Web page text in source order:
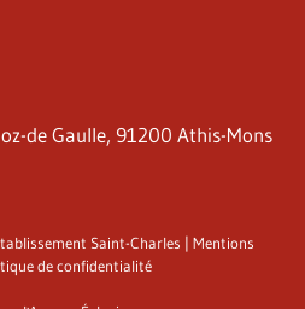
de Gaulle, 91200 Athis-Mons
Saint-Charles | Mentions
de confidentialité